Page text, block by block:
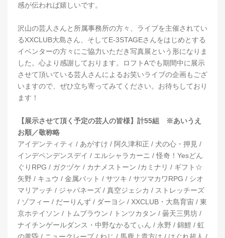
感が伝われば嬉しいです。
沢山の芸人さんと所属事務所の方々、ライブを主催されてい
るXXCLUB大島さん、そしてE-3STAGEさんをはじめとする
イベンターの方々にご協力いただき写真展という形になりま
した。心より感謝しております。ロフトAでも期間中に展示
させて頂いている芸人さんによるお笑いライブの企画もござ
いますので、ぜひ立ち寄ってみてください。お待ちしており
ます！
【展示させて頂く予定の芸人の皆様】計55組 ※あいうえ
お順／敬称略
アイデンティティ / あがすけ / 阿久津和正 / 犬の心・押見 /
インデペンデンスデイ / エルシャラカーニ / 怪奇！Yesどん
ぐりRPG / ガクヅケ / カナメストーン /カミナリ / ギフト☆
矢野 / キュウ / 金属バット / サツキ / サツマカワRPG / シオ
マリアッチ / ジャパネーズ / 真空ジェシカ / ストレッチーズ
/ ゾフィー / だーりんず / ダーヨシ / XXCLUB・大島育宙 / 東
京ホテイソン / トムブラウン / トンツカタン / 曇天三男坊 /
ナイチンゲールダンス・中野なかるてぃん / 永野 / 錦鯉 / 虹